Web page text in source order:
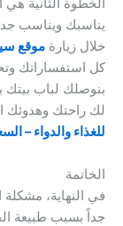
الخطوة الثانية
يناسبك ويناسب
خلال زيارة موقع
كل استفساراتك
بنوصلك لباب بيتك
لك راحتك وهدوئك
للغذاء والدواء –
الخاتمة
في النهاية،
جداً بسبب طبيعة